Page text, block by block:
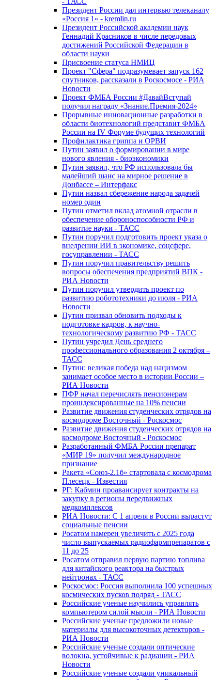
Президент России дал интервью телеканалу
«Россия 1» - kremlin.ru
Президент Российской академии наук
Геннадий Красников в числе передовых
достижений Российской Федерации в
области науки
Присвоение статуса НМИЦ
Проект "Сфера" подразумевает запуск 162
спутников, рассказали в Роскосмосе - РИА
Новости
Проект ФМБА России #ДавайВступай
получил награду «Знание.Премия-2024»
Прорывные инновационные разработки в
области биотехнологий представит ФМБА
России на IV Форуме будущих технологий
Профилактика гриппа и ОРВИ
Путин заявил о формировании в мире
нового явления - биоэкономики
Путин заявил, что РФ использовала бы
малейший шанс на мирное решение в
Донбассе – Интерфакс
Путин назвал сбережение народа задачей
номер один
Путин отметил вклад атомной отрасли в
обеспечение обороноспособности РФ и
развитие науки - ТАСС
Путин поручил подготовить проект указа о
внедрении ИИ в экономике, соцсфере,
госуправлении - ТАСС
Путин поручил правительству решить
вопросы обеспечения предприятий ВПК -
РИА Новости
Путин поручил утвердить проект по
развитию робототехники до июля - РИА
Новости
Путин призвал обновить подходы к
подготовке кадров, к научно-
технологическому развитию РФ - ТАСС
Путин учредил День среднего
профессионального образования 2 октября –
ТАСС
Путин: великая победа над нацизмом
занимает особое место в истории России –
РИА Новости
ПФР начал перечислять пенсионерам
проиндексированные на 10% пенсии
Развитие движения студенческих отрядов на
космодроме Восточный - Роскосмос
Развитие движения студенческих отрядов на
космодроме Восточный - Роскосмос
Разработанный ФМБА России препарат
«МИР 19» получил международное
признание
Ракета «Союз-2.1б» стартовала с космодрома
Плесецк - Известия
РГ: Кабмин проавансирует контракты на
закупку в регионы передвижных
медкомплексов
РИА Новости: С 1 апреля в России вырастут
социальные пенсии
Росатом намерен увеличить с 2025 года
число выпускаемых радиофармпрепаратов с
11 до 25
Росатом отправил первую партию топлива
для китайского реактора на быстрых
нейтронах - ТАСС
Роскосмос: Россия выполнила 100 успешных
космических пусков подряд - ТАСС
Российские ученые научились управлять
компьютером силой мысли - РИА Новости
Российские ученые предложили новые
материалы для высокоточных детекторов -
РИА Новости
Российские ученые создали оптические
волокна, устойчивые к радиации - РИА
Новости
Российские ученые создали уникальный